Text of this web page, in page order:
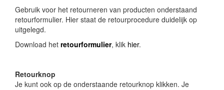
Gebruik voor het retourneren van producten onderstaand
retourformulier. Hier staat de retourprocedure duidelijk op
uitgelegd.
Download het retourformulier, klik hier.
Retourknop
Je kunt ook op de onderstaande retourknop klikken. Je